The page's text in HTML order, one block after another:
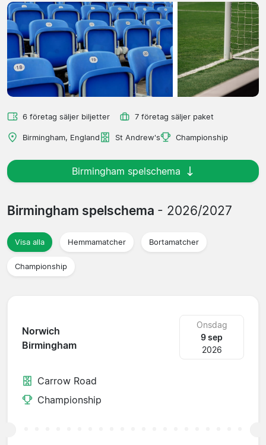
6 företag säljer biljetter 7 företag säljer paket
Birmingham, England St Andrew's Championship
Birmingham spelschema
Birmingham spelschema - 2026/2027
Visa alla Hemmamatcher Bortamatcher
Championship
Norwich
Birmingham
Onsdag
9 sep
2026
Carrow Road
Championship